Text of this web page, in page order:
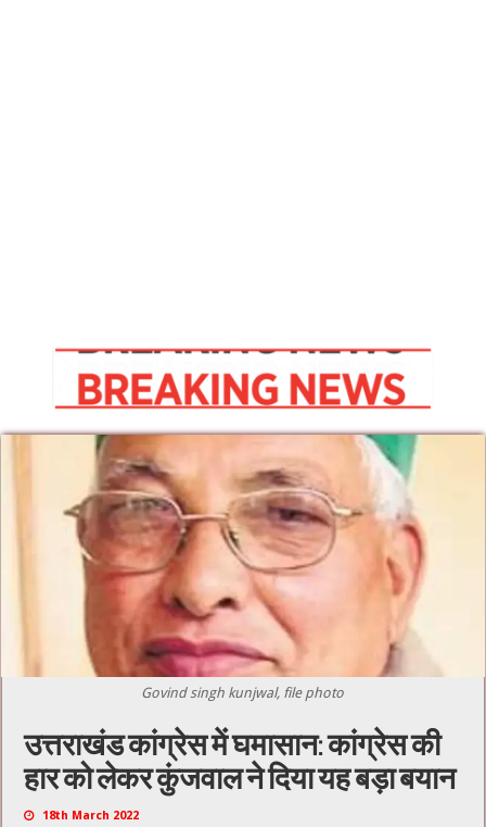
Govind singh kunjwal, file photo
उत्तराखंड कांग्रेस में घमासान: कांग्रेस की
हार को लेकर कुंजवाल ने दिया यह बड़ा बयान
18th March 2022